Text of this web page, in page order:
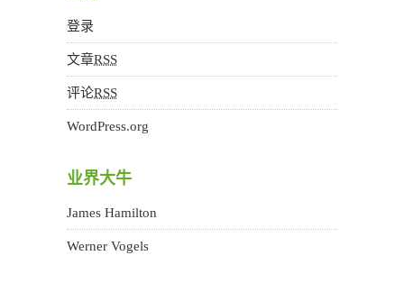
登录
文章RSS
评论RSS
WordPress.org
业界大牛
James Hamilton
Werner Vogels